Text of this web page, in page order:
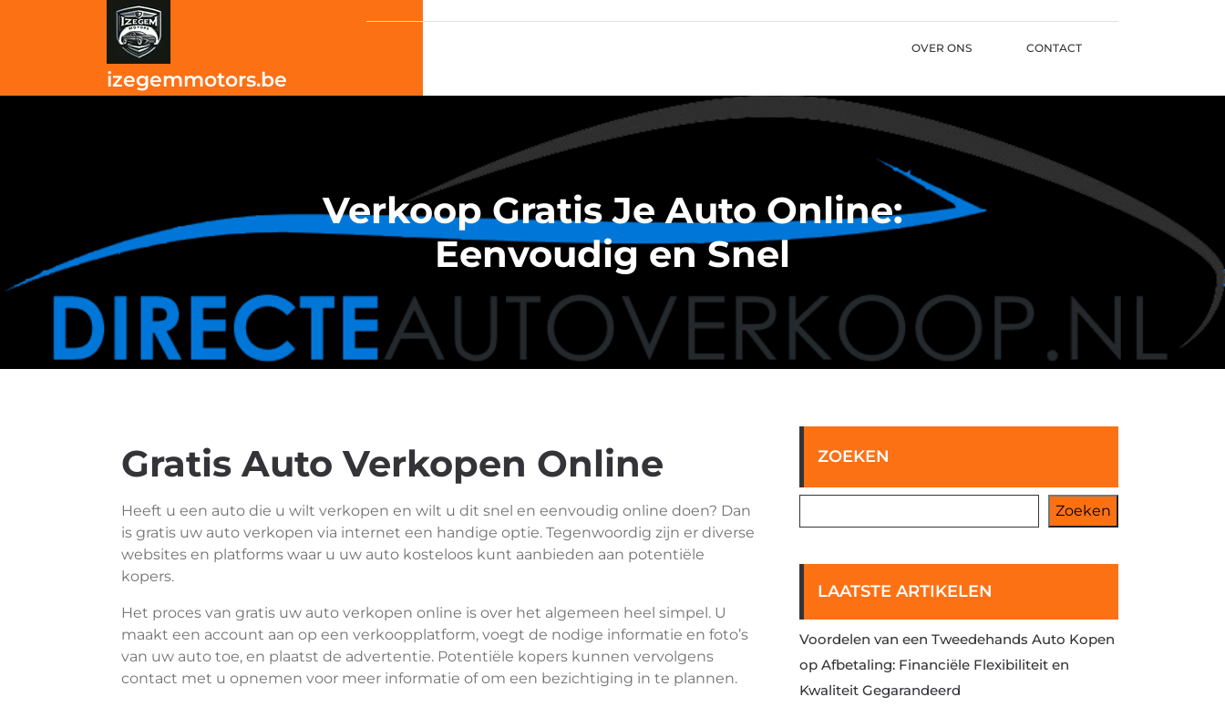
izegemmotors.be
OVER ONS CONTACT
Verkoop Gratis Je Auto Online:
Eenvoudig en Snel
Gratis Auto Verkopen Online
Heeft u een auto die u wilt verkopen en wilt u dit snel en eenvoudig online doen? Dan
is gratis uw auto verkopen via internet een handige optie. Tegenwoordig zijn er diverse
websites en platforms waar u uw auto kosteloos kunt aanbieden aan potentiële
kopers.
Het proces van gratis uw auto verkopen online is over het algemeen heel simpel. U
maakt een account aan op een verkoopplatform, voegt de nodige informatie en foto’s
van uw auto toe, en plaatst de advertentie. Potentiële kopers kunnen vervolgens
contact met u opnemen voor meer informatie of om een bezichtiging in te plannen.
ZOEKEN
Zoeken
LAATSTE ARTIKELEN
Voordelen van een Tweedehands Auto Kopen
op Afbetaling: Financiële Flexibiliteit en
Kwaliteit Gegarandeerd